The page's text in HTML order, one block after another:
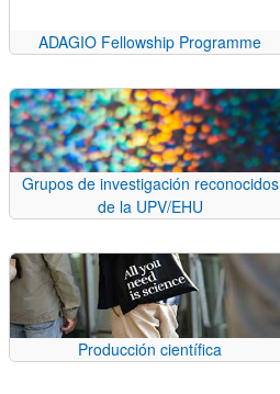
ADAGIO Fellowship Programme
Grupos de investigación reconocidos
de la UPV/EHU
Producción científica